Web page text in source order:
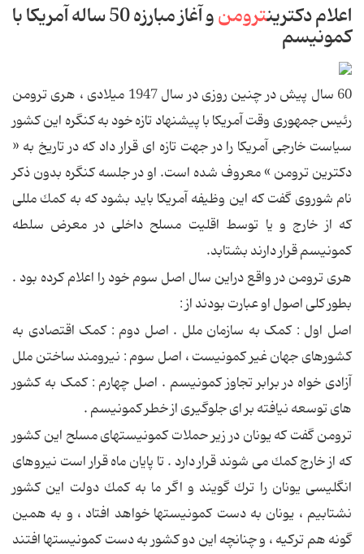
اعلام دكترینترومن و آغاز مبارزه 50 ساله آمریكا با
كمونیسم
60 سال پیش در چنین روزی در سال 1947 میلادی ، هری ترومن
رئیس جمهوری وقت آمریكا با پیشنهاد تازه خود به كنگره این كشور
سیاست خارجی آمریكا را در جهت تازه ای قرار داد كه در تاریخ به «
دكترین ترومن » معروف شده است. او در جلسه كنگره بدون ذكر
نام شوروی گفت كه این وظیفه آمریكا باید بشود كه به كمك مللی
كه از خارج و یا توسط اقلیت مسلح داخلی در معرض سلطه
كمونیسم قرار دارند بشتابد.
هری ترومن در واقع دراین سال اصل سوم خود را اعلام کرده بود .
بطور کلی اصول او عبارت بودند از :
اصل اول : کمک به سازمان ملل . اصل دوم : کمک اقتصادی به
کشورهای جهان غیر کمونیست ، اصل سوم : نیرومند ساختن ملل
آزادی خواه در برابر تجاوز کمونیسم . اصل چهارم : کمک به کشور
های توسعه نیافته بر ای جلوگیری از خطر کمونیسم .
ترومن گفت كه یونان در زیر حملات كمونیستهای مسلح این كشور
كه از خارج كمك می شوند قرار دارد . تا پایان ماه قرار است نیروهای
انگلیسی یونان را ترك گویند و اگر ما به كمك دولت این كشور
نشتابیم ، یونان به دست كمونیستها خواهد افتاد ، و به همین
گونه هم تركیه ، و چنانچه این دو كشور به دست كمونیستها افتند